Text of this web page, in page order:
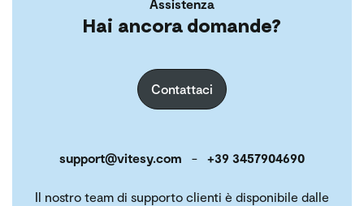
Assistenza
Hai ancora domande?
Contattaci
support@vitesy.com - +39 3457904690
Il nostro team di supporto clienti è disponibile dalle